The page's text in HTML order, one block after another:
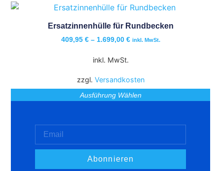
Ersatzinnenhülle für Rundbecken
409,95 €– 1.699,00 € inkl. MwSt.
inkl. MwSt.
zzgl. Versandkosten
Ausführung Wählen
Abonnieren